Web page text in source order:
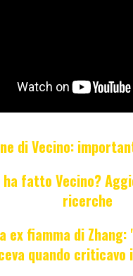
di Vecino:
ha fatto Vecino?
ricerche
ex fiamma di
quando